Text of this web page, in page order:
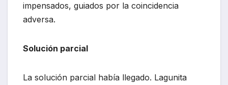
impensados, guiados por la coincidencia
adversa.
Solución parcial
La solución parcial había llegado. Lagunita